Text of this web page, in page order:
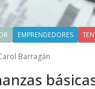
EMPRENDEDORES
Barragán